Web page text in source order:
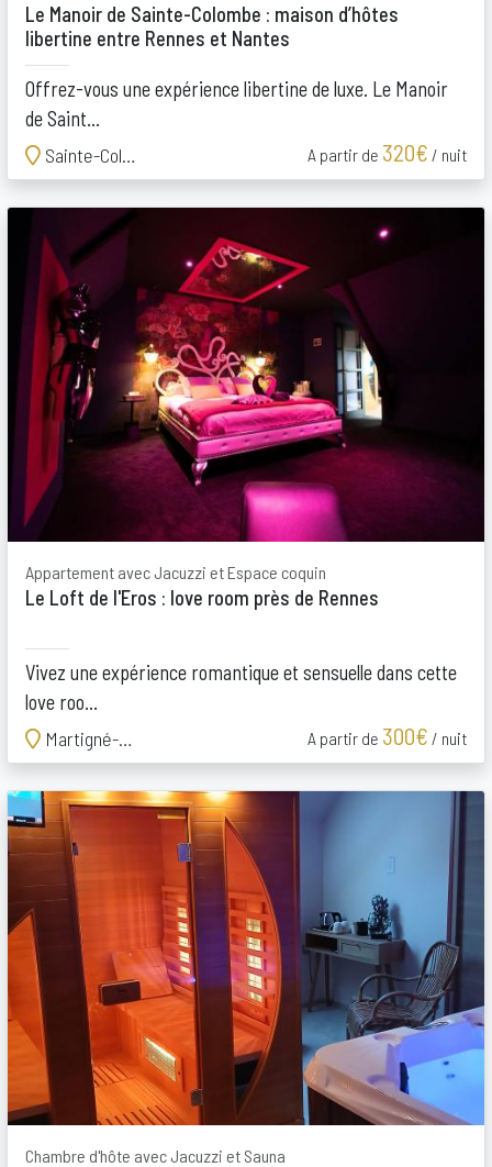
Le Manoir de Sainte-Colombe : maison d’hôtes
libertine entre Rennes et Nantes
Offrez-vous une expérience libertine de luxe. Le Manoir
de Saint...
Sainte-Colombe
A partir de 320€ / nuit
Appartement avec Jacuzzi et Espace coquin
Le Loft de l'Eros : love room près de Rennes
Vivez une expérience romantique et sensuelle dans cette
love roo...
Martigné-Ferchaud
A partir de 300€ / nuit
Chambre d'hôte avec Jacuzzi et Sauna